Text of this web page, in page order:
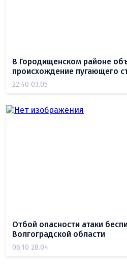
В Городищенском районе
происхождение пугающего
22:40 03.05
Отбой опасности атаки
Волгоградской области
06:10 28.04